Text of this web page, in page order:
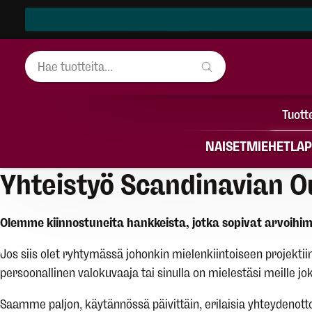
NAISETMIEHET
Yhteistyö Scandinavian
Olemme kiinnostuneita hankkeista, jotka sopivat
Jos siis olet ryhtymässä johonkin mielenkiintoiseen
persoonallinen valokuvaaja tai sinulla on mielestäsi meille
Saamme paljon, käytännössä päivittäin, erilaisia